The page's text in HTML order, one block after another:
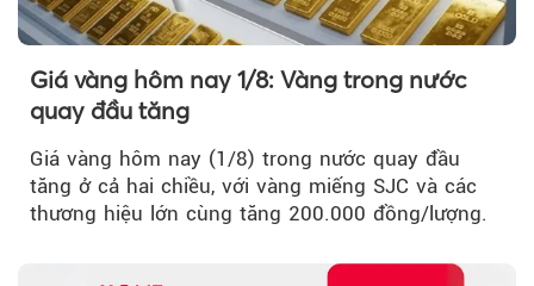
Giá vàng hôm nay 1/8: Vàng trong nước
quay đầu tăng
Giá vàng hôm nay (1/8) trong nước quay đầu
tăng ở cả hai chiều, với vàng miếng SJC và các
thương hiệu lớn cùng tăng 200.000 đồng/lượng.